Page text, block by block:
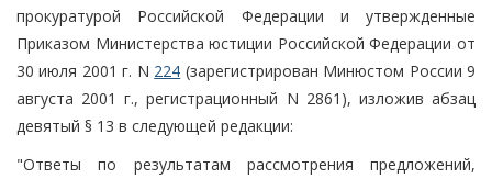
прокуратурой Российской Федерации и утвержденные
Приказом Министерства юстиции Российской Федерации от
30 июля 2001 г. N 224 (зарегистрирован Минюстом России 9
августа 2001 г., регистрационный N 2861), изложив абзац
девятый § 13 в следующей редакции:
"Ответы по результатам рассмотрения предложений,